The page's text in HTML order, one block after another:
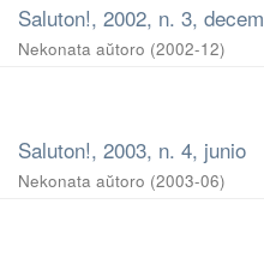
Saluton!, 2002, n. 3,
Nekonata aŭtoro (2002-12)
Saluton!, 2003, n. 4, junio
Nekonata aŭtoro (2003-06)